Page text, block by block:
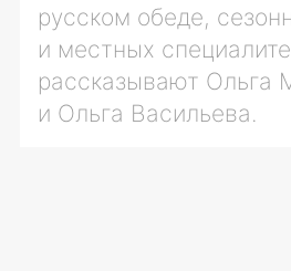
русском обеде,
и местных
рассказывают Ольга
и Ольга Васильева.